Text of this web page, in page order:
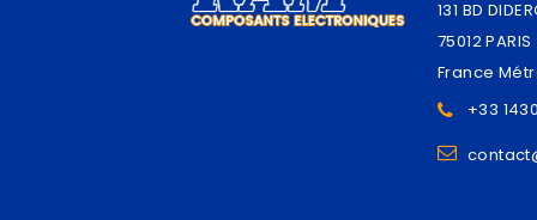
131 BD
75012 PARIS
France
+33